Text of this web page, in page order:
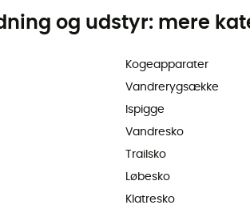
og udstyr: mere
Kogeapparater
Vandrerygsække
Ispigge
Vandresko
Trailsko
Løbesko
Klatresko